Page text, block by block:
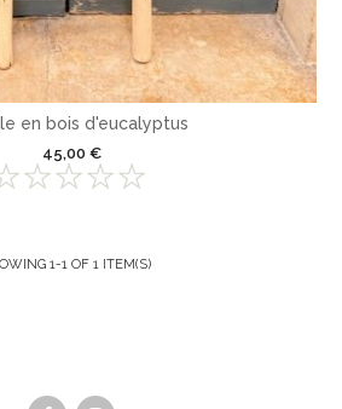
en bois d'eucalyptus
45,00 €
1-1 OF 1 ITEM(S)